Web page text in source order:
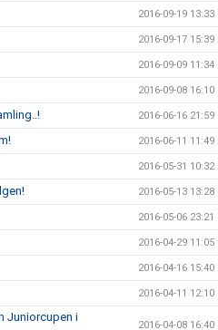
2016-09-19 13:33
2016-09-17 15:39
2016-09-09 11:34
2016-09-08 16:10
2016-06-16 21:59
2016-06-11 11:49
2016-05-31 10:32
2016-05-13 13:28
2016-05-06 23:21
2016-04-29 11:05
2016-04-16 15:40
2016-04-11 12:10
Juniorcupen i
2016-04-08 16:40